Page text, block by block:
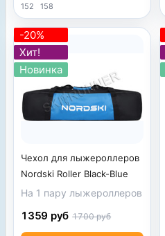
152
158
-20%
Хит!
Новинка
Чехол для лыжероллеров
Nordski Roller Black-Blue
На 1 пару лыжероллеров
1359 руб 1700 руб